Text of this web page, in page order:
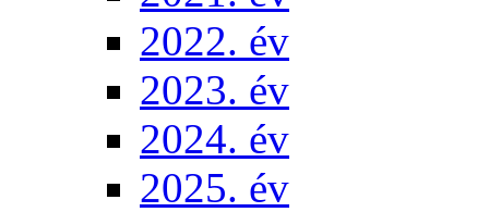
2022. év
2023. év
2024. év
2025. év